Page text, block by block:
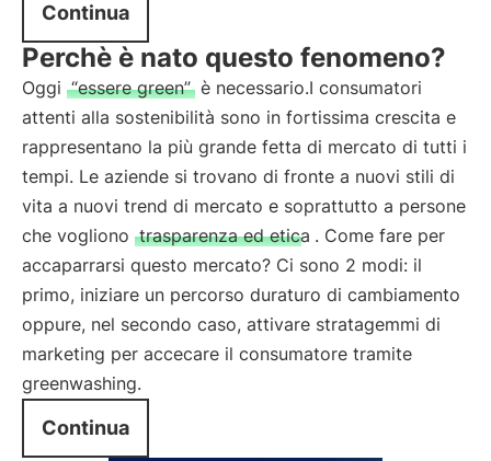
Continua
Perchè è nato questo fenomeno?
Oggi “essere green” è necessario.I consumatori
attenti alla sostenibilità sono in fortissima crescita e
rappresentano la più grande fetta di mercato di tutti i
tempi. Le aziende si trovano di fronte a nuovi stili di
vita a nuovi trend di mercato e soprattutto a persone
che vogliono trasparenza ed etica . Come fare per
accaparrarsi questo mercato? Ci sono 2 modi: il
primo, iniziare un percorso duraturo di cambiamento
oppure, nel secondo caso, attivare stratagemmi di
marketing per accecare il consumatore tramite
greenwashing.
Continua